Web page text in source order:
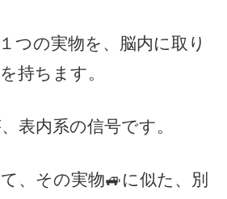
つの実物を、脳内に取り
持ちます。
表内系の信号です。
、その実物🚙に似た、別